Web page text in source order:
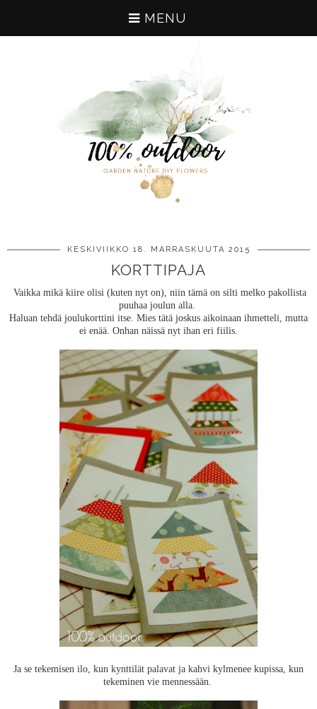
MENU
KESKIVIIKKO 18. MARRASKUUTA 2015
KORTTIPAJA
Vaikka mikä kiire olisi (kuten nyt on), niin tämä on silti melko pakollista
puuhaa joulun alla.
Haluan tehdä joulukorttini itse. Mies tätä joskus aikoinaan ihmetteli, mutta
ei enää. Onhan näissä nyt ihan eri fiilis.
Ja se tekemisen ilo, kun kynttilät palavat ja kahvi kylmenee kupissa, kun
tekeminen vie mennessään.